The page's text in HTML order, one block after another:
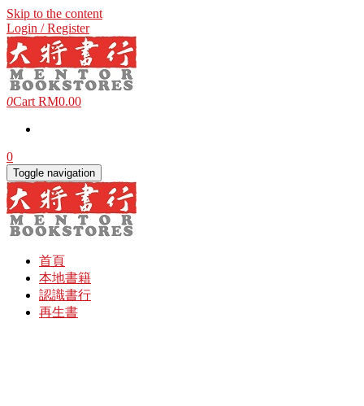
Skip to the content
Login / Register
0Cart RM0.00
0
Toggle navigation
首頁
本地書籍
認識書行
再生書